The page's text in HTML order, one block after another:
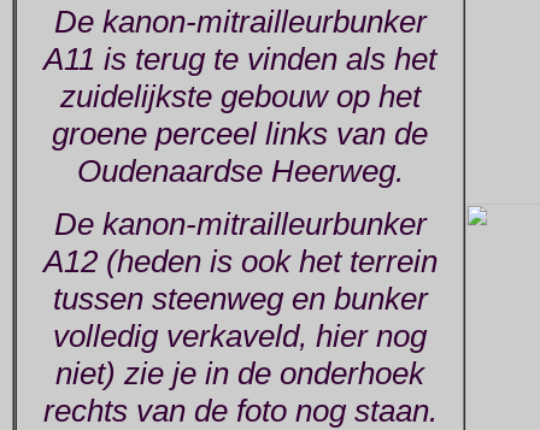
De kanon-mitrailleurbunker
A11 is terug te vinden als het
zuidelijkste gebouw op het
groene perceel links van de
Oudenaardse Heerweg.
De kanon-mitrailleurbunker
A12 (heden is ook het terrein
tussen steenweg en bunker
volledig verkaveld, hier nog
niet) zie je in de onderhoek
rechts van de foto nog staan.